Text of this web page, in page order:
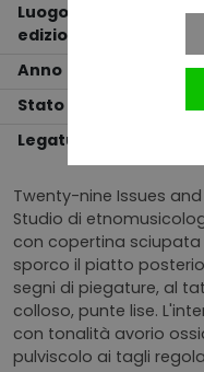
Luogo
edizione
Anno
Stato
BUONO
Legatura
Twenty-nine Issues
Studio di
con copertina
sporco il piatto
segni di piegature, al
colloso, punte lise.
con tonalità avorio
pulviscolo ai tagli